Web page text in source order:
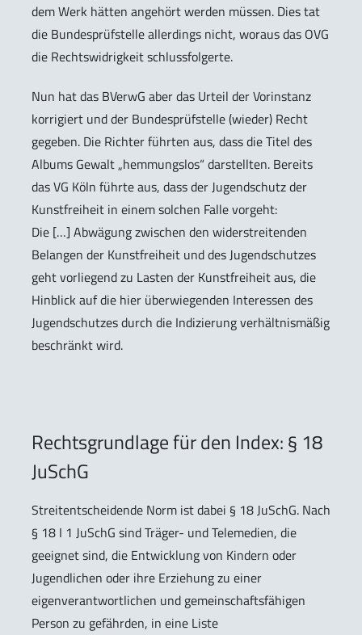
dem Werk hätten angehört werden müssen. Dies tat
die Bundesprüfstelle allerdings nicht, woraus das OVG
die Rechtswidrigkeit schlussfolgerte.
Nun hat das BVerwG aber das Urteil der Vorinstanz
korrigiert und der Bundesprüfstelle (wieder) Recht
gegeben. Die Richter führten aus, dass die Titel des
Albums Gewalt „hemmungslos“ darstellten. Bereits
das VG Köln führte aus, dass der Jugendschutz der
Kunstfreiheit in einem solchen Falle vorgeht:
Die […] Abwägung zwischen den widerstreitenden
Belangen der Kunstfreiheit und des Jugendschutzes
geht vorliegend zu Lasten der Kunstfreiheit aus, die
Hinblick auf die hier überwiegenden Interessen des
Jugendschutzes durch die Indizierung verhältnismäßig
beschränkt wird.
Rechtsgrundlage für den Index: § 18
JuSchG
Streitentscheidende Norm ist dabei § 18 JuSchG. Nach
§ 18 I 1 JuSchG sind Träger- und Telemedien, die
geeignet sind, die Entwicklung von Kindern oder
Jugendlichen oder ihre Erziehung zu einer
eigenverantwortlichen und gemeinschaftsfähigen
Person zu gefährden, in eine Liste